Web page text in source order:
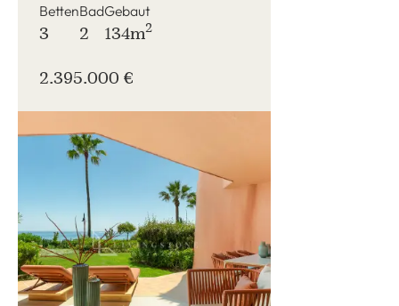
Betten
3
Bad
2
Gebaut
134m2
2.395.000 €